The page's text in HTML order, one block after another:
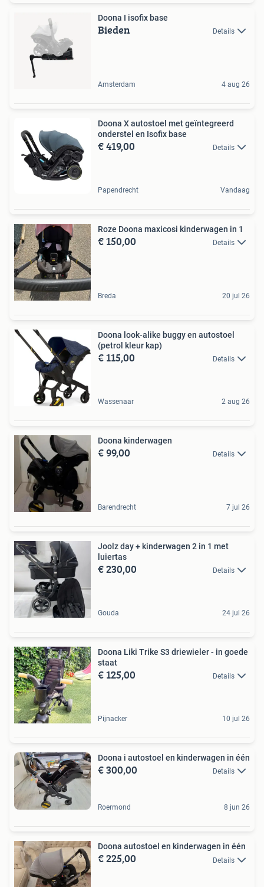
Doona I isofix base
Bieden Details
Amsterdam 4 aug 26
Doona X autostoel met geïntegreerd
onderstel en Isofix base
€ 419,00 Details
Papendrecht Vandaag
Roze Doona maxicosi kinderwagen in 1
€ 150,00 Details
Breda 20 jul 26
Doona look-alike buggy en autostoel
(petrol kleur kap)
€ 115,00 Details
Wassenaar 2 aug 26
Doona kinderwagen
€ 99,00 Details
Barendrecht 7 jul 26
Joolz day + kinderwagen 2 in 1 met
luiertas
€ 230,00 Details
Gouda 24 jul 26
Doona Liki Trike S3 driewieler - in goede
staat
€ 125,00 Details
Pijnacker 10 jul 26
Doona i autostoel en kinderwagen in één
€ 300,00 Details
Roermond 8 jun 26
Doona autostoel en kinderwagen in één
€ 225,00 Details